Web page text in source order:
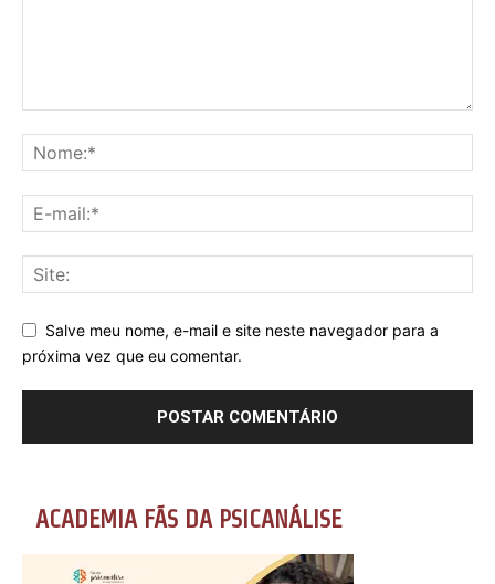
Salve meu nome, e-mail e site neste navegador para a
próxima vez que eu comentar.
ACADEMIA FÃS DA PSICANÁLISE